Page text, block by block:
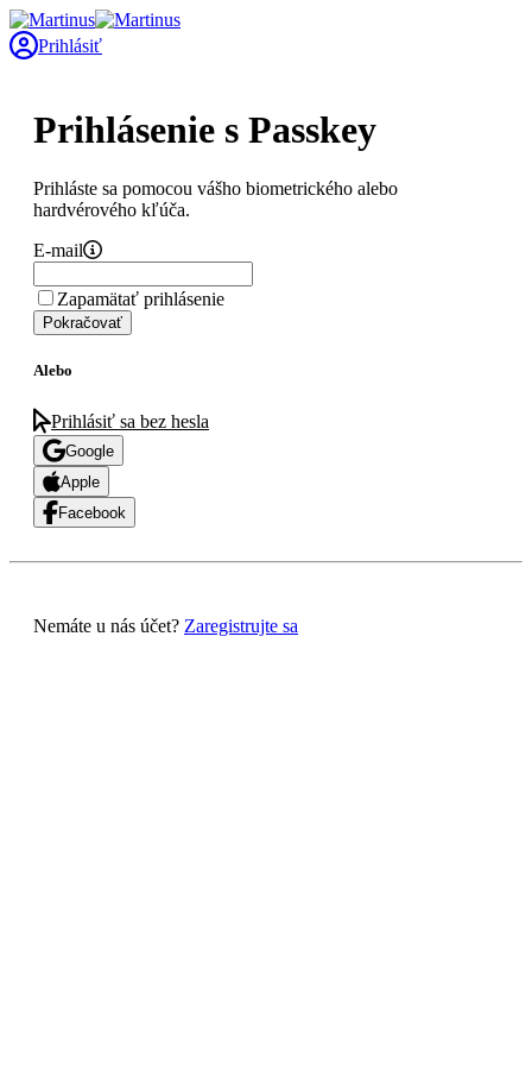
Prihlásiť
Prihlásenie s Passkey
Prihláste sa pomocou vášho biometrického alebo
hardvérového kľúča.
E-mail
Zapamätať prihlásenie
Pokračovať
Alebo
Prihlásiť sa bez hesla
Google
Apple
Facebook
Nemáte u nás účet? Zaregistrujte sa